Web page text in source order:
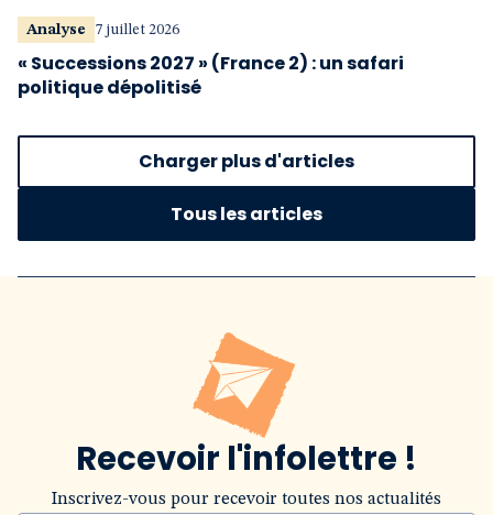
Analyse 7 juillet 2026
« Successions 2027 » (France 2) : un safari
politique dépolitisé
Charger plus d'articles
Tous les articles
Recevoir l'infolettre !
Inscrivez-vous pour recevoir toutes nos actualités